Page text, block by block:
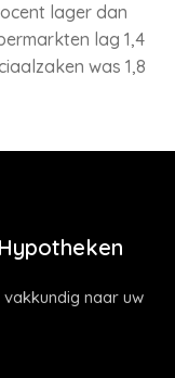
lager dan
lag 1,4
was 1,8
naar uw